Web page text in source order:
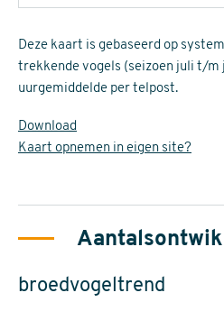
Deze kaart is gebaseerd op
trekkende vogels (seizoen juli t/m
uurgemiddelde per telpost.
Download
Kaart opnemen in eigen site?
broedvogeltrend